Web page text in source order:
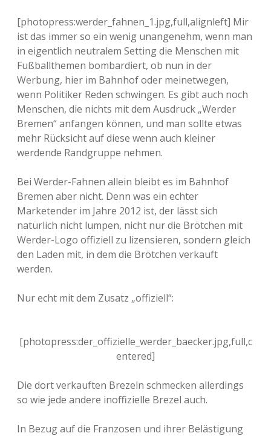
[photopress:werder_fahnen_1.jpg,full,alignleft] Mir
ist das immer so ein wenig unangenehm, wenn man
in eigentlich neutralem Setting die Menschen mit
Fußballthemen bombardiert, ob nun in der
Werbung, hier im Bahnhof oder meinetwegen,
wenn Politiker Reden schwingen. Es gibt auch noch
Menschen, die nichts mit dem Ausdruck „Werder
Bremen“ anfangen können, und man sollte etwas
mehr Rücksicht auf diese wenn auch kleiner
werdende Randgruppe nehmen.
Bei Werder-Fahnen allein bleibt es im Bahnhof
Bremen aber nicht. Denn was ein echter
Marketender im Jahre 2012 ist, der lässt sich
natürlich nicht lumpen, nicht nur die Brötchen mit
Werder-Logo offiziell zu lizensieren, sondern gleich
den Laden mit, in dem die Brötchen verkauft
werden.
Nur echt mit dem Zusatz „offiziell“:
[photopress:der_offizielle_werder_baecker.jpg,full,c
entered]
Die dort verkauften Brezeln schmecken allerdings
so wie jede andere inoffizielle Brezel auch.
In Bezug auf die Franzosen und ihrer Belästigung